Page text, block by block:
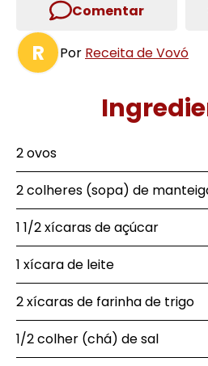
Comentar
R Por Receita de Vovó
2 ovos
2 colheres (sopa) de
1 1/2 xícaras de açúcar
1 xícara de leite
2 xícaras de farinha de trigo
1/2 colher (chá) de sal